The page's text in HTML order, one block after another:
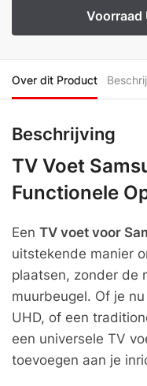
Over dit Product
Beschrijving
TV Voet
Functionele
Een TV voet voor
uitstekende manier
plaatsen, zonder de
muurbeugel. Of je
UHD, of een
een universele TV
toevoegen aan je